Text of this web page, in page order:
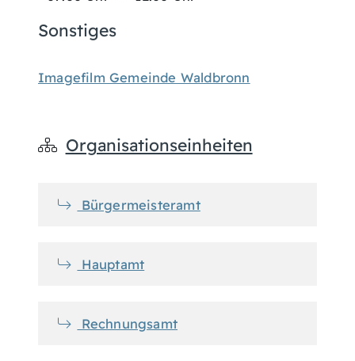
Sonstiges
Imagefilm Gemeinde Waldbronn
Organisationseinheiten
Bürgermeisteramt
Hauptamt
Rechnungsamt